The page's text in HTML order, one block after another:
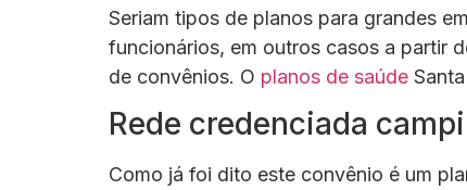
Seriam tipos de planos para grandes
funcionários, em outros casos a partir
de convênios. O planos de saúde
Rede credenciada
Como já foi dito este convênio é um